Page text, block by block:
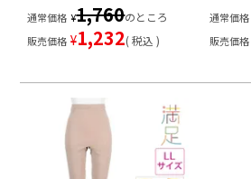
通常価格 ¥1,760のところ
販売価格 ¥1,232 税込
通常価格
販売価格